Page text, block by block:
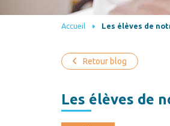
Accueil Les élèves de
Retour blog
Les élèves de